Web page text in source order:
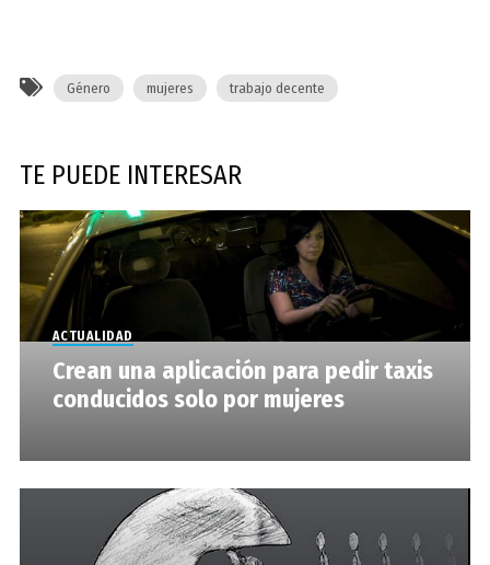
Género mujeres trabajo decente
TE PUEDE INTERESAR
ACTUALIDAD
Crean una aplicación para pedir taxis
conducidos solo por mujeres